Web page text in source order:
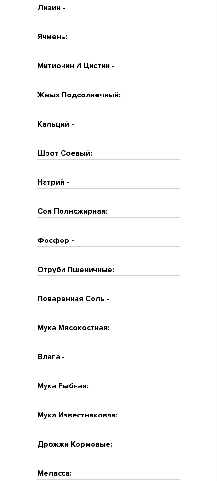
Лизин -
Ячмень:
Митионин И Цистин -
Жмых Подсолнечный:
Кальций -
Шрот Соевый:
Натрий -
Соя Полножирная:
Фосфор -
Отруби Пшеничные:
Поваренная Соль -
Мука Мясокостная:
Влага -
Мука Рыбная:
Мука Известняковая:
Дрожжи Кормовые:
Меласса: